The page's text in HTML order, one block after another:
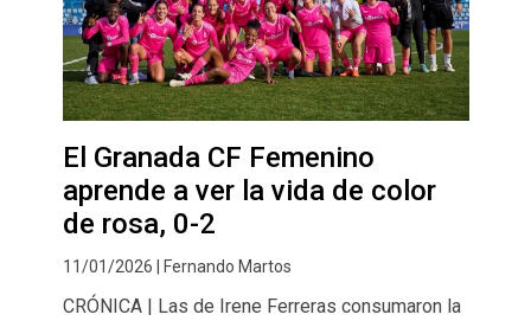
El Granada CF Femenino
aprende a ver la vida de color
de rosa, 0-2
11/01/2026 | Fernando Martos
CRÓNICA | Las de Irene Ferreras consumaron la